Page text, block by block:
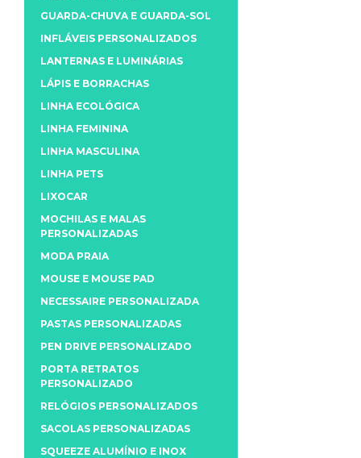
GUARDA-CHUVA E GUARDA-SOL
INFLÁVEIS PERSONALIZADOS
LANTERNAS E LUMINÁRIAS
LÁPIS E BORRACHAS
LINHA ECOLÓGICA
LINHA FEMININA
LINHA MASCULINA
LINHA PETS
LIXOCAR
MOCHILAS E MALAS
PERSONALIZADAS
MODA PRAIA
MOUSE E MOUSE PAD
NECESSAIRE PERSONALIZADA
PASTAS PERSONALIZADAS
PEN DRIVE PERSONALIZADO
PORTA RETRATOS
PERSONALIZADO
RELÓGIOS PERSONALIZADOS
SACOLAS PERSONALIZADAS
SQUEEZE ALUMÍNIO E INOX